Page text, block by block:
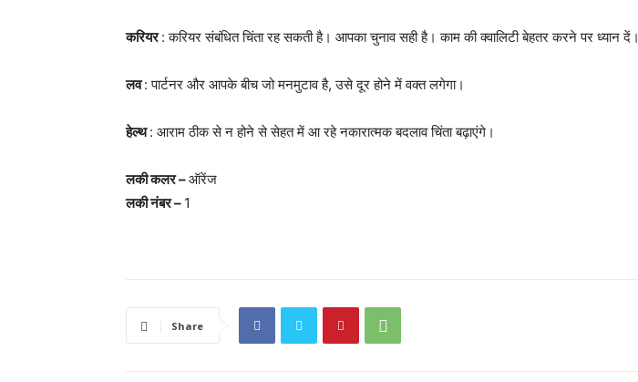
करियर: करियर संबंधित चिंता रह सकती है। आपका चुनाव सही है। काम की क्वालिटी बेहतर करने पर ध्यान दें।
लव: पार्टनर और आपके बीच जो मनमुटाव है, उसे दूर होने में वक्त लगेगा।
हेल्थ: आराम ठीक से न होने से सेहत में आ रहे नकारात्मक बदलाव चिंता बढ़ाएंगे।
लकी कलर –ऑरेंज
लकी नंबर – 1
Share